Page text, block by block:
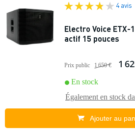
4 avis
Electro Voice ETX-
actif 15 pouces
Prix public 1 650 € 1
En stock
Également en stock
Ajouter au